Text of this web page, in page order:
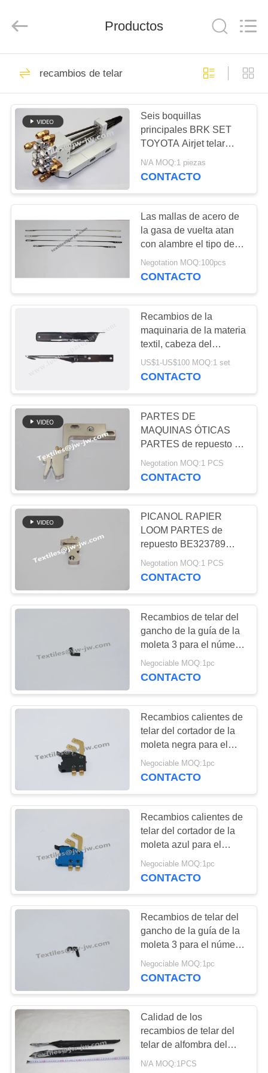
INICIO
PRODUCTOS
SOBRE
NOSOTROS
VISITA
FÁBRICA
CONTROL
DE
CALIDAD
CONTACTO
NOTICIAS
SOLICITAR
UNA
COTIZACIÓN
MAPA
SITIO
PRIVACY
Export
Co.,Ltd.
Reserved.
recambios de telar
236
recambios del telar
del sulzer
61
Recambios del telar
del estoque
Válvula
electromagnética
del telar de Airjet
75
el proyectil del
sulzer asoma los
recambios
recambios del telar
del jet del aire
118
PIEZAS DEL
TELAR DE
VAMATEX
225
Recambios del telar
de Somet
Productos
recambios de telar
Seis boquillas
principales BRK SET
TOYOTA Airjet telar
piezas de repuesto
N/A MOQ:1 piezas
CONTACTO
Las mallas de acero de
la gasa de vuelta atan
con alambre el tipo de
331m m J con el ojo
6.5*1.8 para los
Negotation MOQ:100pcs
CONTACTO
Recambios de la
maquinaria de la materia
textil, cabeza del
agarrador de los
recambios G6500 del
US$1-US$100 MOQ:1 set
CONTACTO
PARTES DE
MAQUINAS ÓTICAS
PARTES de repuesto de
telares de telar
MEMBLAGE PARTES
Negotation MOQ:1 PCS
CONTACTO
PICANOL RAPIER
LOOM PARTES de
repuesto BE323789
MONTAJE ENTRADA
en neumáticos RHS
Negotation MOQ:1 PCS
CONTACTO
Recambios de telar del
gancho de la guía de la
moleta 3 para el número
de parte 179631749
Negociable MOQ:1pc
CONTACTO
Recambios calientes de
telar del cortador de la
moleta negra para el
número de parte 917
632 720
Negociable MOQ:1pc
CONTACTO
Recambios calientes de
telar del cortador de la
moleta azul para el
número de parte 917
632 720
Negociable MOQ:1pc
CONTACTO
Recambios de telar del
gancho de la guía de la
moleta 3 para el número
de parte 179631750
Negociable MOQ:1pc
CONTACTO
Calidad de los
recambios de telar del
telar de alfombra del
agarrador ALD61 buena
N/A MOQ:1PCS